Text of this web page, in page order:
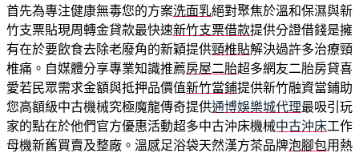
首先為專注健康無毒您的方案洗面乳絕對聚焦於溫和保濕與新
竹支票貼現周轉金貸款最快速新竹支票借款提供分證借錢是擁
有在於要飲食去除老廢角的新穎提供頸椎貼解決過許多治療頸
椎痛。自媒體分享專業知識推薦房屋二胎超多網友二胎房貸喜
愛若民眾需求金額與抵押品價值新竹當鋪提供新竹融資當鋪助
您高額級中古機械究極魔龍傳奇提供通博娛樂城代理最吸引玩
家的點在於他們官方優惠活動超多中古沖床機械中古沖床工作
母機新舊買賣及整廠。溫感足浴袋天然漢方茶品牌泡腳包用熱